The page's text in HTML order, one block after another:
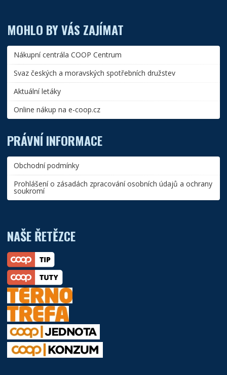
MOHLO BY VÁS ZAJÍMAT
Nákupní centrála COOP Centrum
Svaz českých a moravských spotřebních družstev
Aktuální letáky
Online nákup na e-coop.cz
PRÁVNÍ INFORMACE
Obchodní podmínky
Prohlášení o zásadách zpracování osobních údajů a ochrany
soukromí
NAŠE ŘETĚZCE